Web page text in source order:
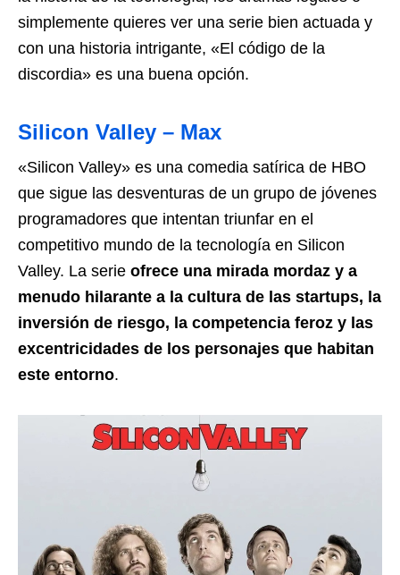
simplemente quieres ver una serie bien actuada y
con una historia intrigante, «El código de la
discordia» es una buena opción.
Silicon Valley – Max
«Silicon Valley» es una comedia satírica de HBO
que sigue las desventuras de un grupo de jóvenes
programadores que intentan triunfar en el
competitivo mundo de la tecnología en Silicon
Valley. La serie ofrece una mirada mordaz y a
menudo hilarante a la cultura de las startups, la
inversión de riesgo, la competencia feroz y las
excentricidades de los personajes que habitan
este entorno.